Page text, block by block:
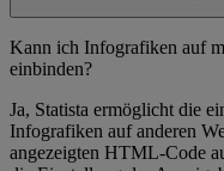
Kann ich Infografiken auf
einbinden?
Ja, Statista ermöglicht die
Infografiken auf anderen
angezeigten HTML-Code